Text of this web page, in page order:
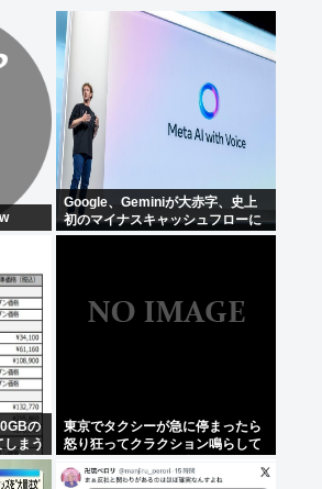
Google、Geminiが大赤字、史上
初のマイナスキャッシュフローに
陥る
の
まう
地獄
東京でタクシーが急に停まったら
怒り狂ってクラクション鳴らして
www